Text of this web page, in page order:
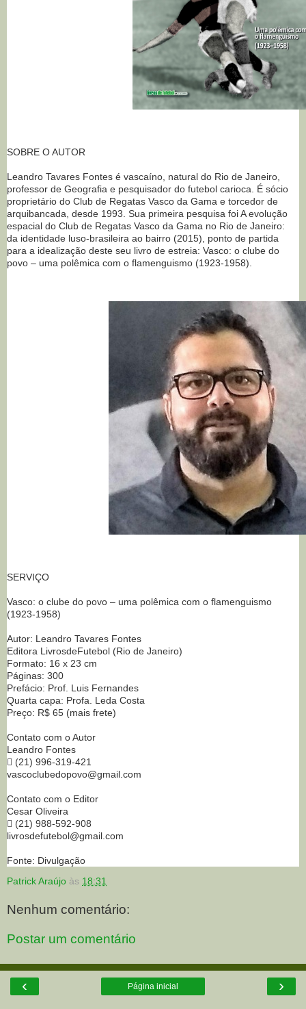
SOBRE O AUTOR
Leandro Tavares Fontes é vascaíno, natural do Rio de Janeiro,
professor de Geografia e pesquisador do futebol carioca. É sócio
proprietário do Club de Regatas Vasco da Gama e torcedor de
arquibancada, desde 1993. Sua primeira pesquisa foi A evolução
espacial do Club de Regatas Vasco da Gama no Rio de Janeiro:
da identidade luso-brasileira ao bairro (2015), ponto de partida
para a idealização deste seu livro de estreia: Vasco: o clube do
povo – uma polêmica com o flamenguismo (1923-1958).
SERVIÇO
Vasco: o clube do povo – uma polêmica com o flamenguismo
(1923-1958)
Autor: Leandro Tavares Fontes
Editora LivrosdeFutebol (Rio de Janeiro)
Formato: 16 x 23 cm
Páginas: 300
Prefácio: Prof. Luis Fernandes
Quarta capa: Profa. Leda Costa
Preço: R$ 65 (mais frete)
Contato com o Autor
Leandro Fontes
 (21) 996-319-421
vascoclubedopovo@gmail.com
Contato com o Editor
Cesar Oliveira
 (21) 988-592-908
livrosdefutebol@gmail.com
Fonte: Divulgação
Patrick Araújo às 18:31
Nenhum comentário:
Postar um comentário
‹ ›
Página inicial